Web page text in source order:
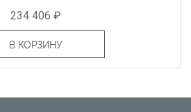
234 406 ₽
В КОРЗИНУ